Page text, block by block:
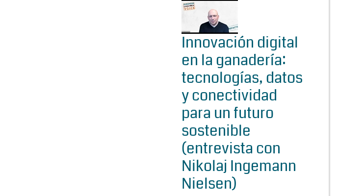
Innovación digital
en la ganadería:
tecnologías, datos
y conectividad
para un futuro
sostenible
(entrevista con
Nikolaj Ingemann
Nielsen)